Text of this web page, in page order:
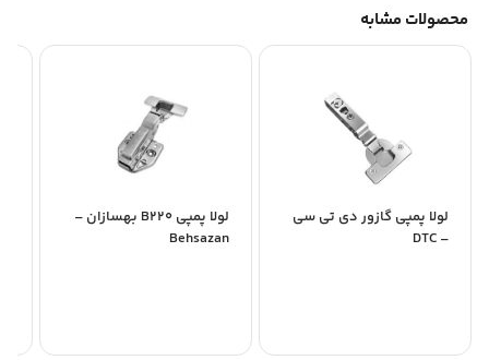
محصولات مشابه
لولا پمپی گازور دی تی سی
– DTC
لولا پمپی B220 بهسازان –
Behsazan